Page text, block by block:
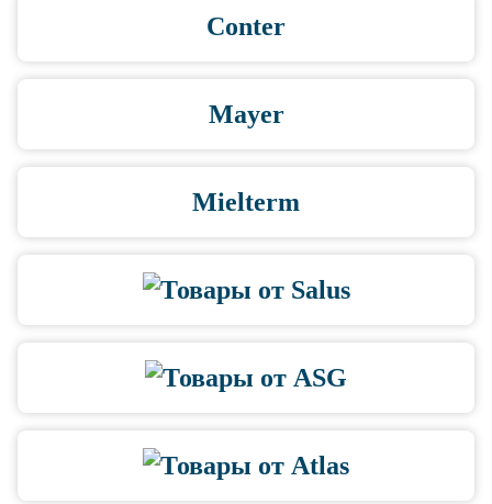
Conter
Mayer
Mielterm